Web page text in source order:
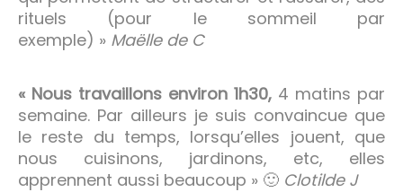
rituels (pour le sommeil par
exemple) » Maëlle de C
« Nous travaillons environ 1h30, 4 matins par
semaine. Par ailleurs je suis convaincue que
le reste du temps, lorsqu’elles jouent, que
nous cuisinons, jardinons, etc, elles
apprennent aussi beaucoup » 🙂 Clotilde J